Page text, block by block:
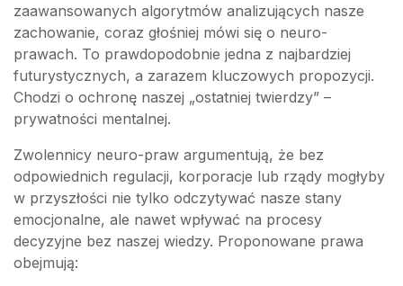
zaawansowanych algorytmów analizujących nasze
zachowanie, coraz głośniej mówi się o neuro-
prawach. To prawdopodobnie jedna z najbardziej
futurystycznych, a zarazem kluczowych propozycji.
Chodzi o ochronę naszej „ostatniej twierdzy” –
prywatności mentalnej.
Zwolennicy neuro-praw argumentują, że bez
odpowiednich regulacji, korporacje lub rządy mogłyby
w przyszłości nie tylko odczytywać nasze stany
emocjonalne, ale nawet wpływać na procesy
decyzyjne bez naszej wiedzy. Proponowane prawa
obejmują: